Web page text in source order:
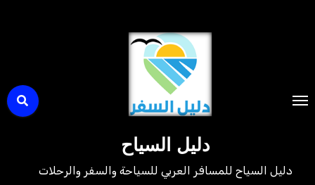
دليل السياح
دليل السياح للمسافر العربي للسياحة والسفر والرحلات